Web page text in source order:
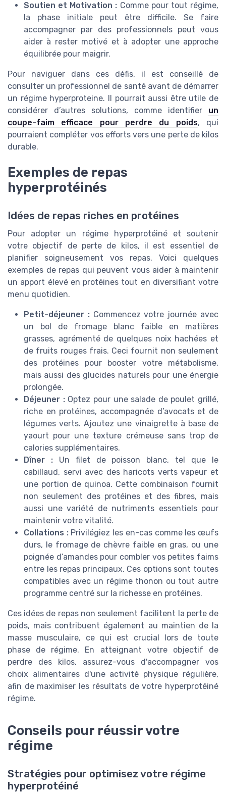
Soutien et Motivation : Comme pour tout régime,
la phase initiale peut être difficile. Se faire
accompagner par des professionnels peut vous
aider à rester motivé et à adopter une approche
équilibrée pour maigrir.
Pour naviguer dans ces défis, il est conseillé de
consulter un professionnel de santé avant de démarrer
un régime hyperproteine. Il pourrait aussi être utile de
considérer d’autres solutions, comme identifier un
coupe-faim efficace pour perdre du poids, qui
pourraient compléter vos efforts vers une perte de kilos
durable.
Exemples de repas
hyperprotéinés
Idées de repas riches en protéines
Pour adopter un régime hyperprotéiné et soutenir
votre objectif de perte de kilos, il est essentiel de
planifier soigneusement vos repas. Voici quelques
exemples de repas qui peuvent vous aider à maintenir
un apport élevé en protéines tout en diversifiant votre
menu quotidien.
Petit-déjeuner :Commencez votre journée avec
un bol de fromage blanc faible en matières
grasses, agrémenté de quelques noix hachées et
de fruits rouges frais. Ceci fournit non seulement
des protéines pour booster votre métabolisme,
mais aussi des glucides naturels pour une énergie
prolongée.
Déjeuner :Optez pour une salade de poulet grillé,
riche en protéines, accompagnée d’avocats et de
légumes verts. Ajoutez une vinaigrette à base de
yaourt pour une texture crémeuse sans trop de
calories supplémentaires.
Dîner :Un filet de poisson blanc, tel que le
cabillaud, servi avec des haricots verts vapeur et
une portion de quinoa. Cette combinaison fournit
non seulement des protéines et des fibres, mais
aussi une variété de nutriments essentiels pour
maintenir votre vitalité.
Collations :Privilégiez les en-cas comme les œufs
durs, le fromage de chèvre faible en gras, ou une
poignée d’amandes pour combler vos petites faims
entre les repas principaux. Ces options sont toutes
compatibles avec un régime thonon ou tout autre
programme centré sur la richesse en protéines.
Ces idées de repas non seulement facilitent la perte de
poids, mais contribuent également au maintien de la
masse musculaire, ce qui est crucial lors de toute
phase de régime. En atteignant votre objectif de
perdre des kilos, assurez-vous d'accompagner vos
choix alimentaires d'une activité physique régulière,
afin de maximiser les résultats de votre hyperprotéiné
régime.
Conseils pour réussir votre
régime
Stratégies pour optimisez votre régime
hyperprotéiné